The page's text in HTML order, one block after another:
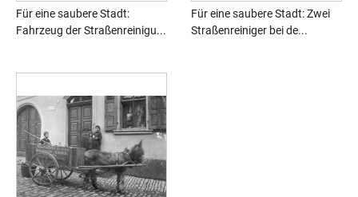
Für eine saubere Stadt:
Fahrzeug der Straßenreinigu...
Für eine saubere Stadt: Zwei
Straßenreiniger bei de...